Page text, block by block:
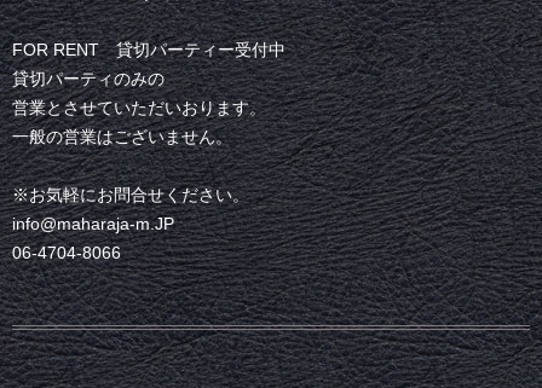
FOR RENT 貸切パーティー受付中
貸切パーティのみの
営業とさせていただいおります。
一般の営業はございません。
※お気軽にお問合せください。
info@maharaja-m.JP
06-4704-8066